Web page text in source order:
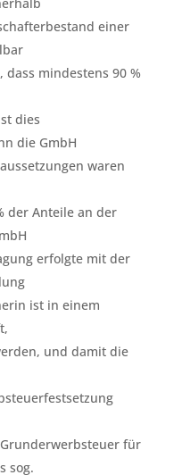
einer
mindestens 90 %
dies
die GmbH
waren
der Anteile an der
erfolgte mit der
ist in einem
und damit die
für
sog.